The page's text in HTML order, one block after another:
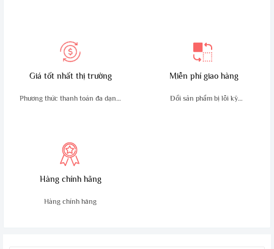
Giá tốt nhất thị trường
Phương thức thanh toán đa dạng,
Miễn phí giao hàng
Đổi sản phẩm bị lỗi kỹ
Hàng chính hãng
Hàng chính hãng